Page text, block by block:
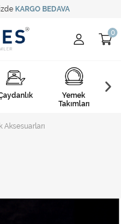
KARGO BEDAVA
Yemek
Takımları
Aksesuarları